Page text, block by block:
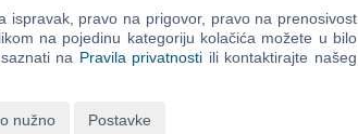
Field
One
Newsletter
Prijavi me
pravo na prigovor, pravo na prenosivost
na pojedinu kategoriju kolačića možete u bilo
na Pravila privatnosti ili kontaktirajte našeg
nužno Postavke